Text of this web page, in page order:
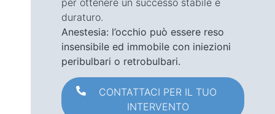
duraturo.
Anestesia: l’occhio può essere reso
insensibile ed immobile con iniezioni
peribulbari o retrobulbari.
CONTATTACI PER IL TUO
INTERVENTO